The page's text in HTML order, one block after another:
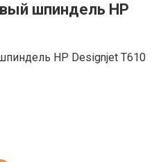
шпиндель HP